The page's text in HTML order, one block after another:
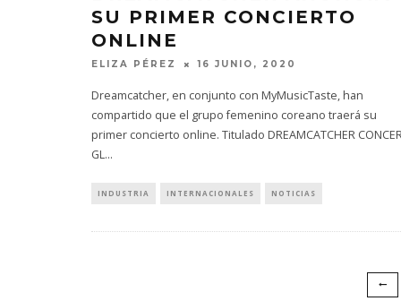
SU PRIMER CONCIERTO
ONLINE
ELIZA PÉREZ 16 JUNIO, 2020
Dreamcatcher, en conjunto con MyMusicTaste, han
compartido que el grupo femenino coreano traerá su
primer concierto online. Titulado DREAMCATCHER
GL...
INDUSTRIA INTERNACIONALES NOTICIAS